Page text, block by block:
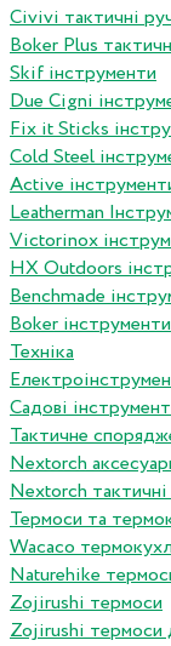
Сivivi тактичні
Boker Plus
Skif інструменти
Due Cigni
Fix it Sticks
Сold Steel
Active
Leatherman
Victorinox
HX Outdoors
Benchmade
Boker інструменти
Техніка
Садові
Тактичне
Nextorch
Nextorch
Термоси та
Wacaco
Naturehike
Zojirushi термоси
Zojirushi термоси